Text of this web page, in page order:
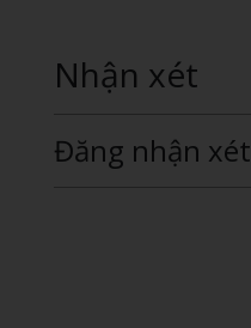
Nhận xét
Đăng nhận xét